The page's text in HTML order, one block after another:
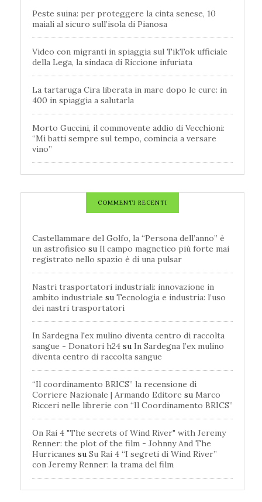
Peste suina: per proteggere la cinta senese, 10
maiali al sicuro sull’isola di Pianosa
Video con migranti in spiaggia sul TikTok ufficiale
della Lega, la sindaca di Riccione infuriata
La tartaruga Cira liberata in mare dopo le cure: in
400 in spiaggia a salutarla
Morto Guccini, il commovente addio di Vecchioni:
“Mi batti sempre sul tempo, comincia a versare
vino”
COMMENTI RECENTI
Castellammare del Golfo, la “Persona dell’anno” è
un astrofisico su Il campo magnetico più forte mai
registrato nello spazio è di una pulsar
Nastri trasportatori industriali: innovazione in
ambito industriale su Tecnologia e industria: l’uso
dei nastri trasportatori
In Sardegna l'ex mulino diventa centro di raccolta
sangue - Donatori h24 su In Sardegna l’ex mulino
diventa centro di raccolta sangue
“Il coordinamento BRICS” la recensione di
Corriere Nazionale | Armando Editore su Marco
Ricceri nelle librerie con “Il Coordinamento BRICS”
On Rai 4 "The secrets of Wind River" with Jeremy
Renner: the plot of the film - Johnny And The
Hurricanes su Su Rai 4 “I segreti di Wind River”
con Jeremy Renner: la trama del film